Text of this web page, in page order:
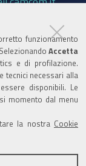
funzionamento
Accetta
e di profilazione.
tecnici necessari alla
disponibili. Le
momento dal menu
la nostra Cookie